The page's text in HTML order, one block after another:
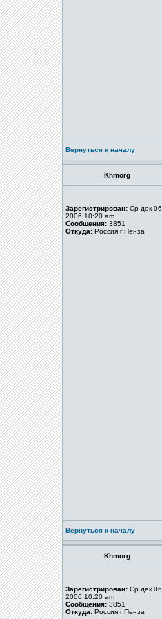
Вернуться к началу
Khmorg
Зарегистрирован: Ср дек 06,
2006 10:20 am
Сообщения: 3851
Откуда: Россия г.Пенза
Вернуться к началу
Khmorg
Зарегистрирован: Ср дек 06,
2006 10:20 am
Сообщения: 3851
Откуда: Россия г.Пенза